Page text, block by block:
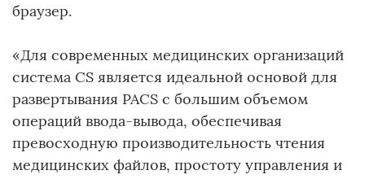
браузер.
«Для современных медицинских организаций
система CS является идеальной основой для
развертывания PACS с большим объемом
операций ввода-вывода, обеспечивая
превосходную производительность чтения
медицинских файлов, простоту управления и